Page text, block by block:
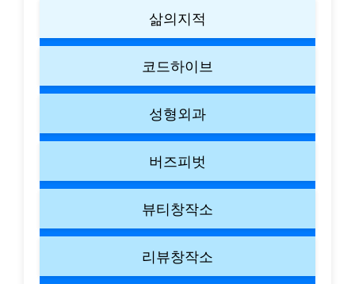
삶의지적
코드하이브
성형외과
버즈피벗
뷰티창작소
리뷰창작소